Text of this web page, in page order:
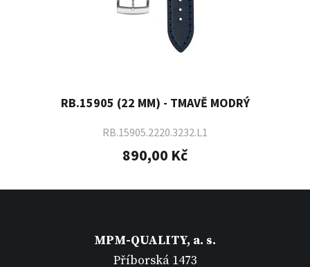
RB.15905 (22 MM) - TMAVĚ MODRÝ
RB.15905.2220.3232.L1
890,00 Kč
MPM-QUALITY, a. s.
Příborská 1473